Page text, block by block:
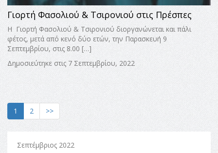
Γιορτή Φασολιού & Τσιρονιού στις Πρέσπες
H Γιορτή Φασολιού & Τσιρονιού διοργανώνεται και πάλι
φέτος, μετά από κενό δύο ετών, την Παρασκευή 9
Σεπτεμβρίου, στις 8.00 […]
Δημοσιεύτηκε στις 7 Σεπτεμβρίου, 2022
1 2 >>
Σεπτέμβριος 2022